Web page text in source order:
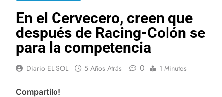
En el Cervecero, creen que
después de Racing-Colón se
para la competencia
Diario EL SOL 5 Años Atrás 0 1 Minutos
Compartilo!